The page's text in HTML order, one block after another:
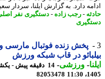
دارد. به گزارش ایلنا، سردار سعید ...
-رجب زاده - دستگیری نفر اصلی-
پخش زنده فوتبال مارسی و
در قاب شبکه ورزش
-ورزشی-
82053478